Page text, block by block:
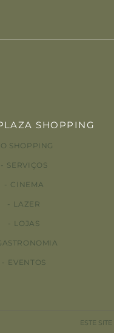
SHOPPING
O SHOPPING
SERVIÇOS
CINEMA
LAZER
LOJAS
EVENTOS
ESTE